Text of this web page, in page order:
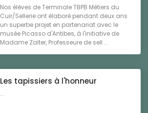
Nos élèves de Terminale TBPB Métiers du
Cuir/Sellerie ont élaboré pendant deux ans
un superbe projet en partenariat avec le
musée Picasso d'Antibes, à l'initiative de
Madame Zaïter, Professeure de sell ...
Les tapissiers à l'honneur
...